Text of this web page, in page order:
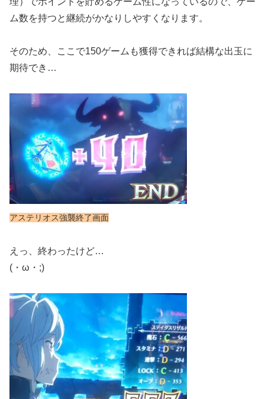
ム数を持つと継続がかなりしやすくなります。
そのため、ここで150ゲームも獲得できれば結構な出玉に
期待でき…
アステリオス強襲終了画面
えっ、終わったけど…
(・ω・;)